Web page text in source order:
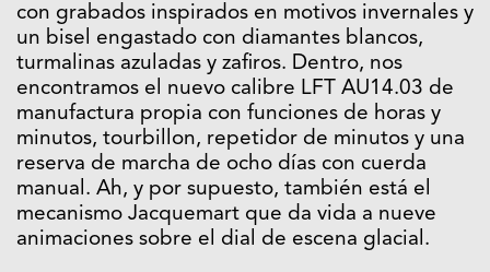
con grabados inspirados en motivos invernales y
un bisel engastado con diamantes blancos,
turmalinas azuladas y zafiros. Dentro, nos
encontramos el nuevo calibre LFT AU14.03 de
manufactura propia con funciones de horas y
minutos, tourbillon, repetidor de minutos y una
reserva de marcha de ocho días con cuerda
manual. Ah, y por supuesto, también está el
mecanismo Jacquemart que da vida a nueve
animaciones sobre el dial de escena glacial.